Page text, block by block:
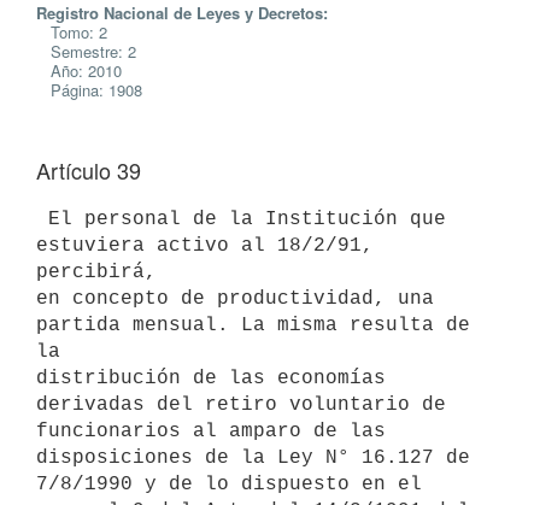
Registro Nacional de Leyes y Decretos:
Tomo: 2
Semestre: 2
Año: 2010
Página: 1908
Artículo 39
estuviera activo al 18/2/91,
percibirá,
en concepto de productividad, una
partida mensual. La misma resulta de
la
distribución de las economías
derivadas del retiro voluntario de
funcionarios al amparo de las
disposiciones de la Ley N° 16.127 de
7/8/1990 y de lo dispuesto en el